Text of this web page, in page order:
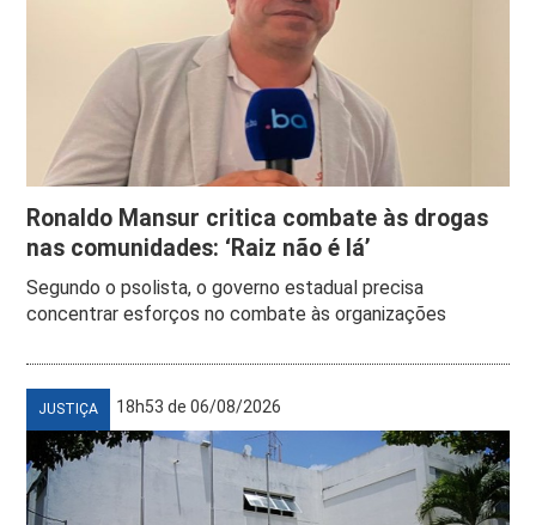
Ronaldo Mansur critica combate às drogas
nas comunidades: ‘Raiz não é lá’
Segundo o psolista, o governo estadual precisa
concentrar esforços no combate às organizações
JUSTIÇA 18h53 de 06/08/2026